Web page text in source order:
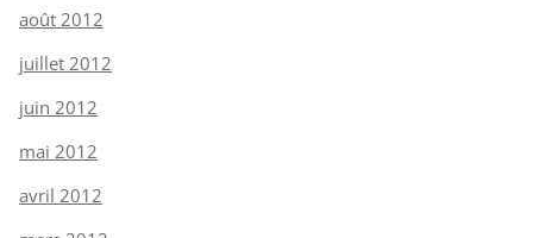
août 2012
juillet 2012
juin 2012
mai 2012
avril 2012